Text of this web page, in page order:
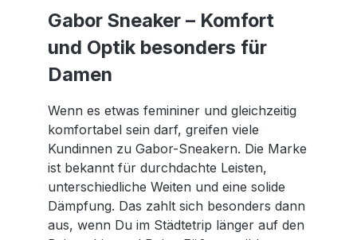
Gabor Sneaker – Komfort
und Optik besonders für
Damen
Wenn es etwas femininer und gleichzeitig
komfortabel sein darf, greifen viele
Kundinnen zu Gabor-Sneakern. Die Marke
ist bekannt für durchdachte Leisten,
unterschiedliche Weiten und eine solide
Dämpfung. Das zahlt sich besonders dann
aus, wenn Du im Städtetrip länger auf den